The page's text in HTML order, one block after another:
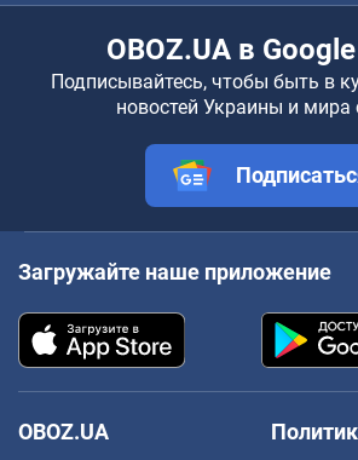
OBOZ.UA в
Подписывайтесь, чтобы быть в
новостей Украины и мира
Загружайте наше приложение
OBOZ.UA